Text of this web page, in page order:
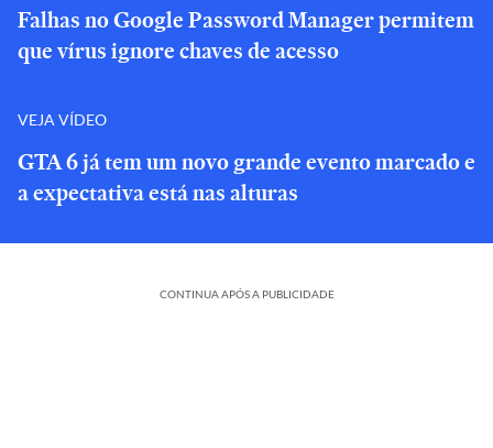
Falhas no Google Password Manager permitem
que vírus ignore chaves de acesso
VEJA VÍDEO
GTA 6 já tem um novo grande evento marcado e
a expectativa está nas alturas
CONTINUA APÓS A PUBLICIDADE